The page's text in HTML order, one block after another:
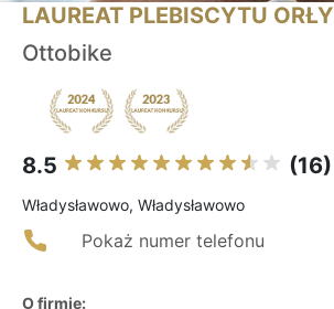
LAUREAT PLEBISCYTU ORŁY
Ottobike
8.5 (16)
Władysławowo, Władysławowo
Pokaż numer telefonu
O firmie: